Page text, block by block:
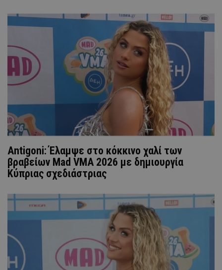
Antigoni: Έλαμψε στο κόκκινο χαλί των
βραβείων Mad VMA 2026 με δημιουργία
Κύπριας σχεδιάστριας